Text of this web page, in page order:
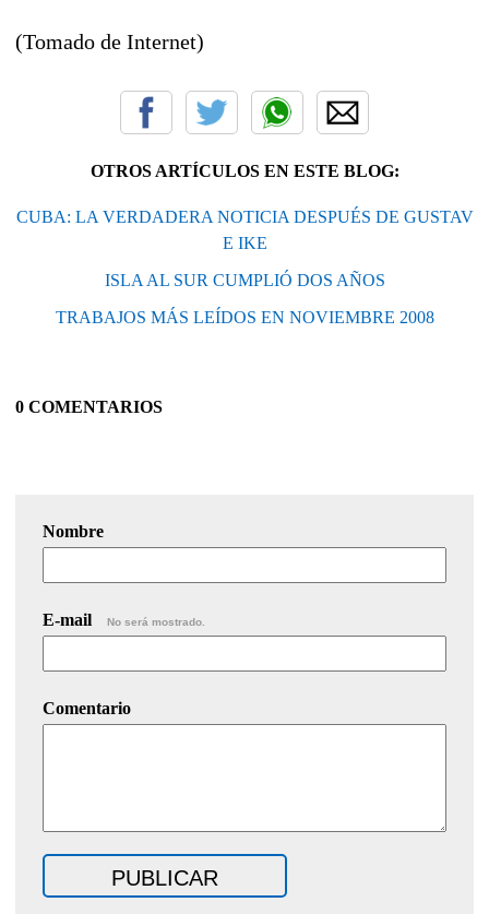
(Tomado de Internet)
OTROS ARTÍCULOS EN ESTE BLOG:
CUBA: LA VERDADERA NOTICIA DESPUÉS DE GUSTAV
E IKE
ISLA AL SUR CUMPLIÓ DOS AÑOS
TRABAJOS MÁS LEÍDOS EN NOVIEMBRE 2008
0 COMENTARIOS
Nombre
E-mail No será mostrado.
Comentario